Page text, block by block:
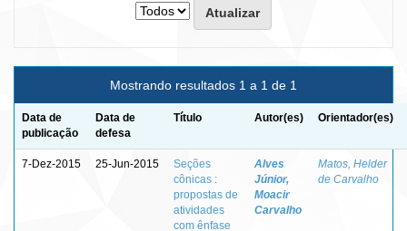
Mostrando resultados 1 a 1 de 1
Data de
publicação
Data de
defesa
Título Autor(es) Orientador(es)
7-Dez-2015 25-Jun-2015
Seções
cônicas :
propostas de
atividades
com ênfase
Alves
Júnior,
Moacir
Carvalho
Matos, Helder
de Carvalho